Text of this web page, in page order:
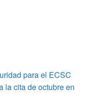
para el ECSC
la cita de octubre en